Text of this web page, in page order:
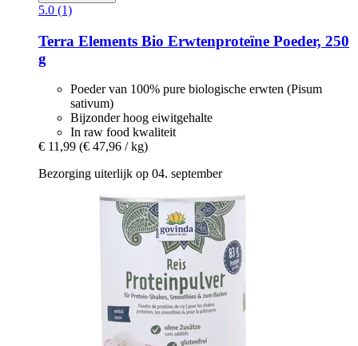
5.0 (1)
Terra Elements Bio Erwtenproteïne Poeder, 250
g
Poeder van 100% pure biologische erwten (Pisum
sativum)
Bijzonder hoog eiwitgehalte
In raw food kwaliteit
€ 11,99 (€ 47,96 / kg)
Bezorging uiterlijk op 04. september